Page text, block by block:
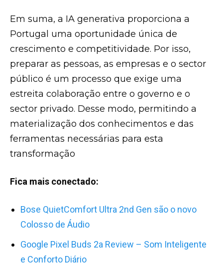
Em suma, a IA generativa proporciona a
Portugal uma oportunidade única de
crescimento e competitividade. Por isso,
preparar as pessoas, as empresas e o sector
público é um processo que exige uma
estreita colaboração entre o governo e o
sector privado. Desse modo, permitindo a
materialização dos conhecimentos e das
ferramentas necessárias para esta
transformação
Fica mais conectado:
Bose QuietComfort Ultra 2nd Gen são o novo
Colosso de Áudio
Google Pixel Buds 2a Review – Som Inteligente
e Conforto Diário